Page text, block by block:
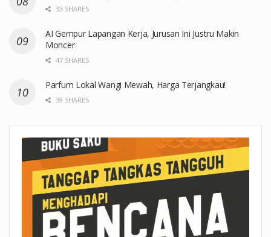
33 SHARES
AI Gempur Lapangan Kerja, Jurusan Ini Justru Makin
Moncer
47 SHARES
Parfum Lokal Wangi Mewah, Harga Terjangkau!
39 SHARES